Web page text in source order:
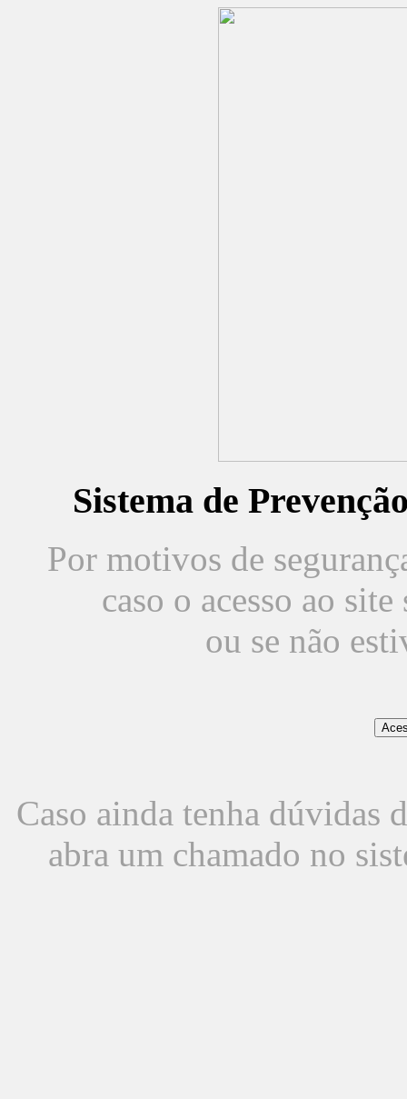
Sistema de
Por motivos de
caso o acesso ao
ou se não
Caso ainda tenha dúvidas
abra um chamado no